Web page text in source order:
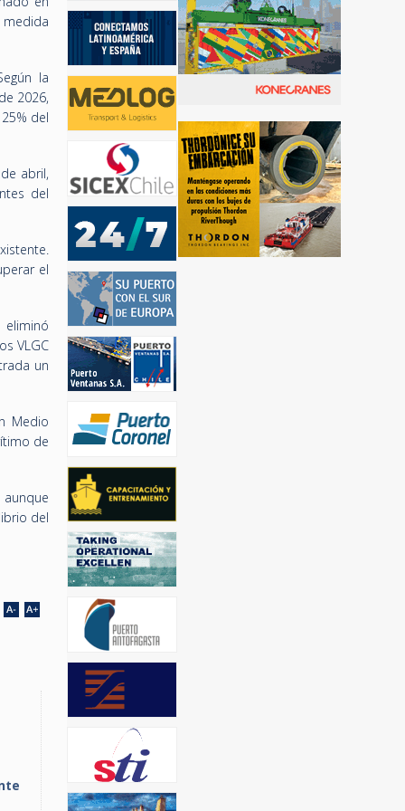
medida
la
2026,
del
abril,
del
el
VLGC
un
Medio
de
del